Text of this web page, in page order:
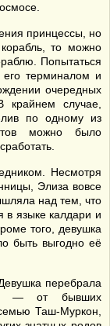
принцессы, но
то можно
Попытаться
его терминалом и
очередных
крайнем случае,
по одному из
можно было
Несмотря
Элиза вовсе
над тем, что
в языке калдари и
того, девушка
быть выгодно её
перебрала
— от бывших
Таш-Муркон,